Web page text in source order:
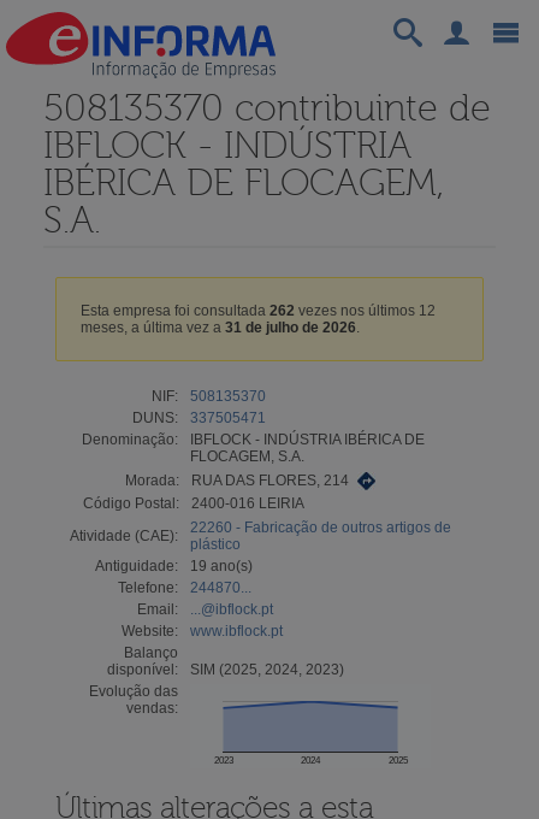
508135370 contribuinte de
IBFLOCK - INDÚSTRIA
IBÉRICA DE FLOCAGEM,
S.A.
Esta empresa foi consultada 262 vezes nos últimos 12
meses, a última vez a 31 de julho de 2026.
NIF:
508135370
DUNS:
337505471
Denominação:
IBFLOCK - INDÚSTRIA IBÉRICA DE
FLOCAGEM, S.A.
Morada:
RUA DAS FLORES, 214
Código Postal:
2400-016 LEIRIA
Atividade (CAE):
22260 - Fabricação de outros artigos de
plástico
Antiguidade:
19 ano(s)
Telefone:
244870...
Email:
...@ibflock.pt
Website:
www.ibflock.pt
Balanço
disponível:
SIM (2025, 2024, 2023)
Evolução das
vendas:
2023 2024 2025
Últimas alterações a esta